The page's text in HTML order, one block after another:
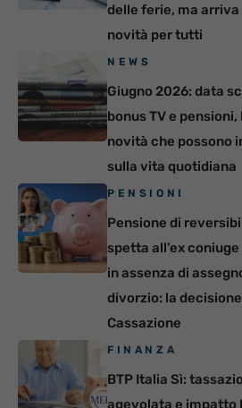
delle ferie, ma arriva
novità per tutti
NEWS
Giugno 2026: data
bonus TV e pensioni,
novità che possono
sulla vita quotidiana
PENSIONI
Pensione di
spetta all’ex
in assenza di
divorzio: la
Cassazione
FINANZA
BTP Italia Sì:
agevolata e impatto